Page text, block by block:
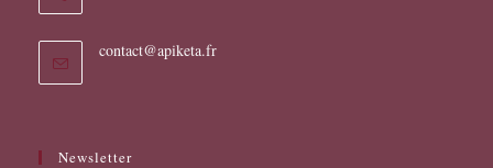
contact@apiketa.frS’ouvre
Newsletter